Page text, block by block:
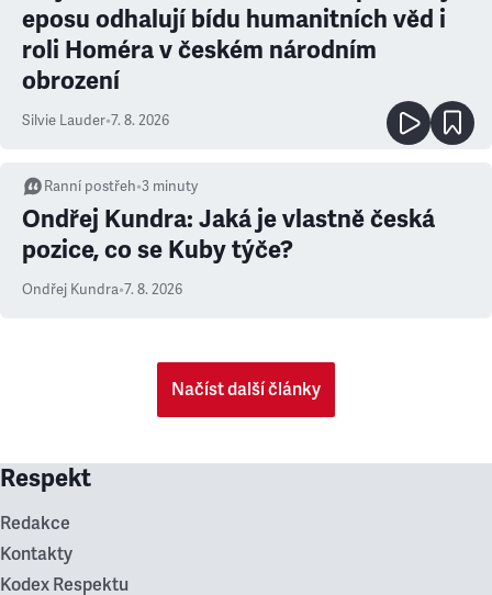
eposu odhalují bídu humanitních věd i
roli Homéra v českém národním
obrození
Silvie Lauder•7. 8. 2026
Ranní postřeh•3 minuty
Ondřej Kundra: Jaká je vlastně česká
pozice, co se Kuby týče?
Ondřej Kundra•7. 8. 2026
Načíst další články
Respekt
Redakce
Kontakty
Kodex Respektu